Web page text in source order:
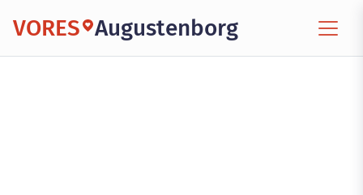
VORES Augustenborg